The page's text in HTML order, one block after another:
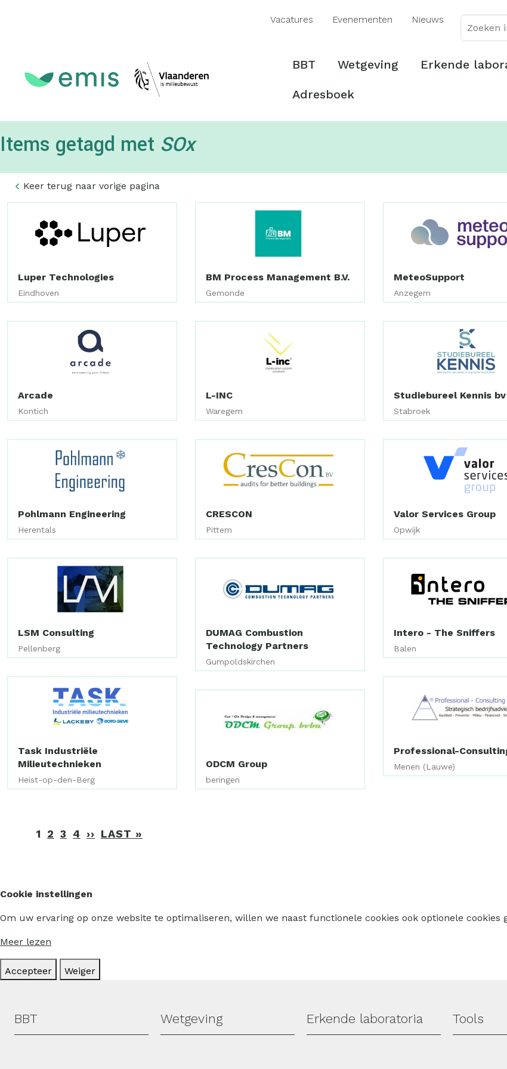
inhoud
Vacatures Evenementen Nieuws
Hoofdmenu
BBT Wetgeving Erkende
Adresboek
Items getagd met SOx
Keer terug naar vorige pagina
Luper Technologies
Eindhoven
BM Process Management B.V.
Gemonde
MeteoSupport
Anzegem
Arcade
Kontich
L-INC
Waregem
Studiebureel Kennis bv
Stabroek
Pohlmann Engineering
Herentals
CRESCON
Pittem
Valor Services Group
Opwijk
LSM Consulting
Pellenberg
DUMAG Combustion
Technology Partners
Gumpoldskirchen
Intero - The Sniffers
Balen
Task Industriële
Milieutechnieken
Heist-op-den-Berg
Professional-
Menen (Lauwe)
ODCM Group
beringen
Paginering
1 2 3 4 ›› VOLGENDE
LAST »
Cookie instellingen
Om uw ervaring op onze website te optimaliseren, willen we naast functionele cookies ook optionele
Meer lezen
Accepteer Weiger
Hoofdmenu
BBT Wetgeving Erkende laboratoria Tools